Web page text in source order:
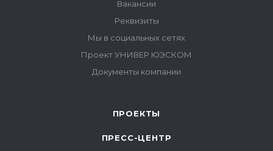
ПРОЕКТЫ
ПРЕСС-ЦЕНТР